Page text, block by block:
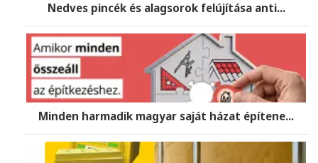
Nedves pincék és alagsorok felújítása anti...
Minden harmadik magyar saját házat építene...